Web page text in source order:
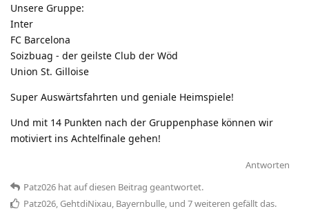
Unsere Gruppe:
Inter
FC Barcelona
Soizbuag - der geilste Club der Wöd
Union St. Gilloise
Super Auswärtsfahrten und geniale Heimspiele!
Und mit 14 Punkten nach der Gruppenphase können wir
motiviert ins Achtelfinale gehen!
Antworten
Patz026 hatauf diesen Beitrag geantwortet.
Patz026, GehtdiNixau, Bayernbulle, und 7weiteren gefällt das.